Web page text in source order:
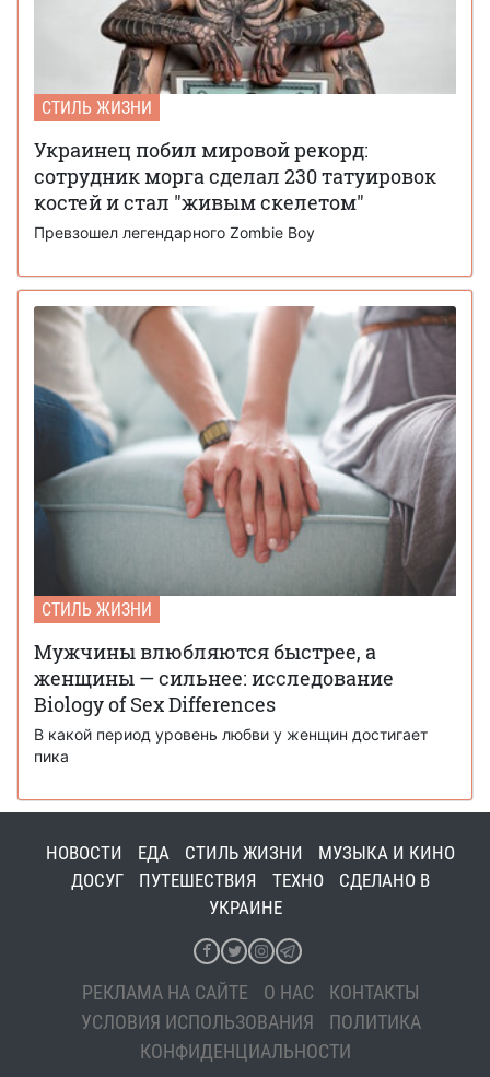
СТИЛЬ ЖИЗНИ
Украинец побил мировой рекорд:
сотрудник морга сделал 230 татуировок
костей и стал "живым скелетом"
Превзошел легендарного Zombie Boy
СТИЛЬ ЖИЗНИ
Мужчины влюбляются быстрее, а
женщины — сильнее: исследование
Biology of Sex Differences
В какой период уровень любви у женщин достигает
пика
НОВОСТИ ЕДА СТИЛЬ ЖИЗНИ
МУЗЫКА И КИНО
ДОСУГ
ПУТЕШЕСТВИЯ ТЕХНО
СДЕЛАНО В
УКРАИНЕ
РЕКЛАМА НА САЙТЕ О НАС
КОНТАКТЫ
УСЛОВИЯ ИСПОЛЬЗОВАНИЯ
ПОЛИТИКА
КОНФИДЕНЦИАЛЬНОСТИ